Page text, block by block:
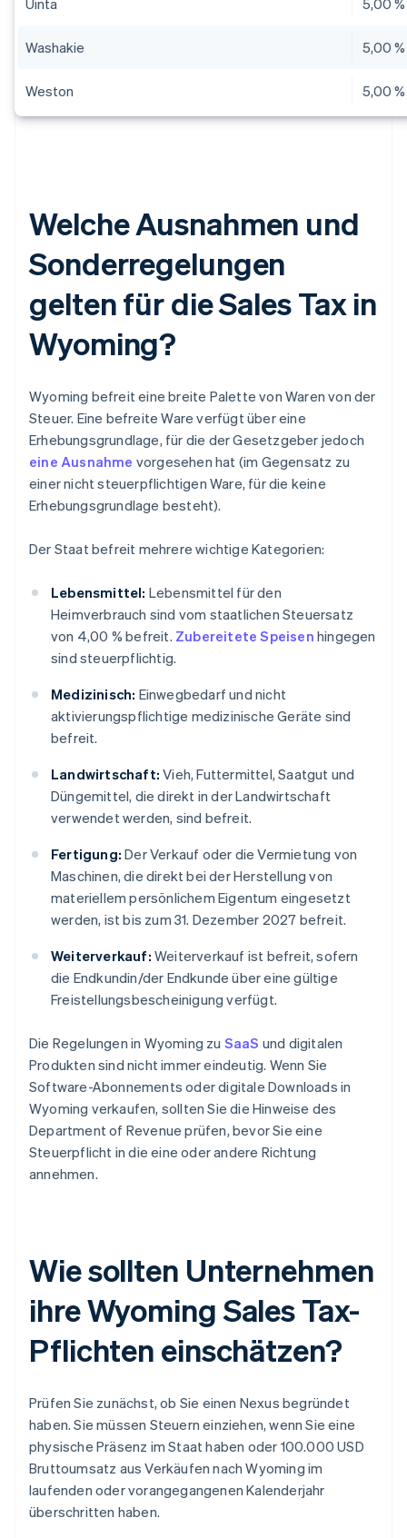
Uinta 5,00 %
Washakie 5,00 %
Weston 5,00 %
Welche Ausnahmen und
Sonderregelungen
gelten für die Sales Tax in
Wyoming?
Wyoming befreit eine breite Palette von Waren von der
Steuer. Eine befreite Ware verfügt über eine
Erhebungsgrundlage, für die der Gesetzgeber jedoch
eine Ausnahme vorgesehen hat (im Gegensatz zu
einer nicht steuerpflichtigen Ware, für die keine
Erhebungsgrundlage besteht).
Der Staat befreit mehrere wichtige Kategorien:
Lebensmittel: Lebensmittel für den
Heimverbrauch sind vom staatlichen Steuersatz
von 4,00 % befreit. Zubereitete Speisen hingegen
sind steuerpflichtig.
Medizinisch: Einwegbedarf und nicht
aktivierungspflichtige medizinische Geräte sind
befreit.
Landwirtschaft: Vieh, Futtermittel, Saatgut und
Düngemittel, die direkt in der Landwirtschaft
verwendet werden, sind befreit.
Fertigung: Der Verkauf oder die Vermietung von
Maschinen, die direkt bei der Herstellung von
materiellem persönlichem Eigentum eingesetzt
werden, ist bis zum 31. Dezember 2027 befreit.
Weiterverkauf: Weiterverkauf ist befreit, sofern
die Endkundin/der Endkunde über eine gültige
Freistellungsbescheinigung verfügt.
Die Regelungen in Wyoming zu SaaS und digitalen
Produkten sind nicht immer eindeutig. Wenn Sie
Software-Abonnements oder digitale Downloads in
Wyoming verkaufen, sollten Sie die Hinweise des
Department of Revenue prüfen, bevor Sie eine
Steuerpflicht in die eine oder andere Richtung
annehmen.
Wie sollten Unternehmen
ihre Wyoming Sales Tax-
Pflichten einschätzen?
Prüfen Sie zunächst, ob Sie einen Nexus begründet
haben. Sie müssen Steuern einziehen, wenn Sie eine
physische Präsenz im Staat haben oder 100.000 USD
Bruttoumsatz aus Verkäufen nach Wyoming im
laufenden oder vorangegangenen Kalenderjahr
überschritten haben.